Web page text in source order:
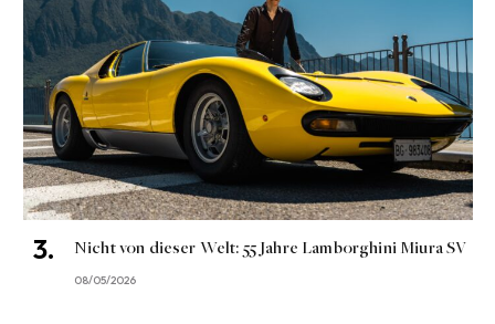
Nicht von dieser Welt: 55 Jahre Lamborghini Miura SV
08/05/2026